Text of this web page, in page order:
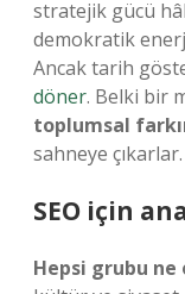
stratejik gücü
demokratik
Ancak tarih
döner. Belki bir
toplumsal
sahneye çıkarlar.
SEO için
Hepsi grubu ne